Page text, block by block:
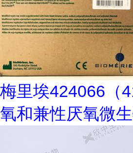
梅里埃424066（
氧和兼性厌氧微